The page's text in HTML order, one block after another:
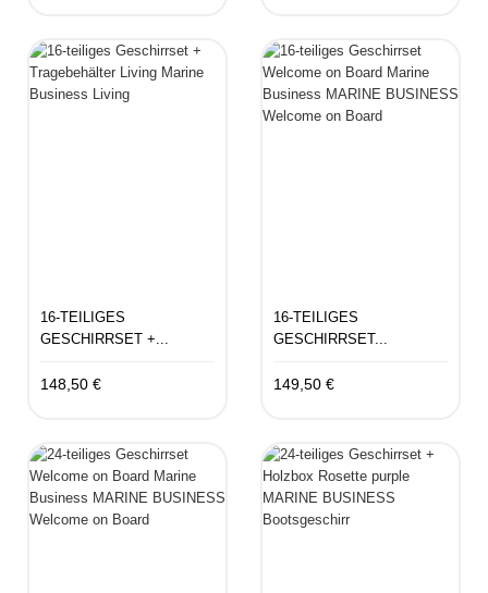
16-TEILIGES
GESCHIRRSET +...
148,50 €
16-TEILIGES
GESCHIRRSET...
149,50 €